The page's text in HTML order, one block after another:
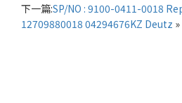
下一篇:SP/NO : 9100-0411-0018
12709880018 04294676KZ Deutz »